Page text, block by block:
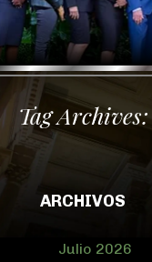
Tag Archives:
ARCHIVOS
Julio 2026